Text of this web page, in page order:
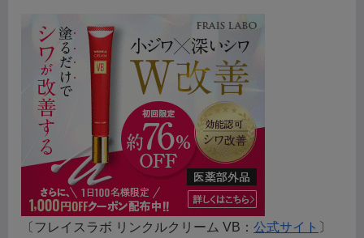
〔フレイスラボ リンクルクリーム VB： 公式サイト 〕